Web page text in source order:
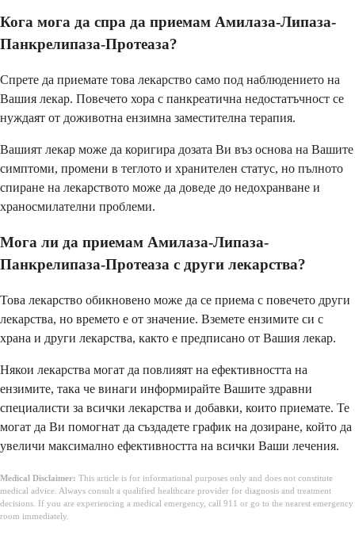
Кога мога да спра да приемам Амилаза-Липаза-
Панкрелипаза-Протеаза?
Спрете да приемате това лекарство само под наблюдението на
Вашия лекар. Повечето хора с панкреатична недостатъчност се
нуждаят от доживотна ензимна заместителна терапия.
Вашият лекар може да коригира дозата Ви въз основа на Вашите
симптоми, промени в теглото и хранителен статус, но пълното
спиране на лекарството може да доведе до недохранване и
храносмилателни проблеми.
Мога ли да приемам Амилаза-Липаза-
Панкрелипаза-Протеаза с други лекарства?
Това лекарство обикновено може да се приема с повечето други
лекарства, но времето е от значение. Вземете ензимите си с
храна и други лекарства, както е предписано от Вашия лекар.
Някои лекарства могат да повлияят на ефективността на
ензимите, така че винаги информирайте Вашите здравни
специалисти за всички лекарства и добавки, които приемате. Те
могат да Ви помогнат да създадете график на дозиране, който да
увеличи максимално ефективността на всички Ваши лечения.
Medical Disclaimer: This article is for informational purposes only and does not constitute
medical advice. Always consult a qualified healthcare provider for diagnosis and treatment
decisions. If you are experiencing a medical emergency, call 911 or go to the nearest emergency
room immediately.